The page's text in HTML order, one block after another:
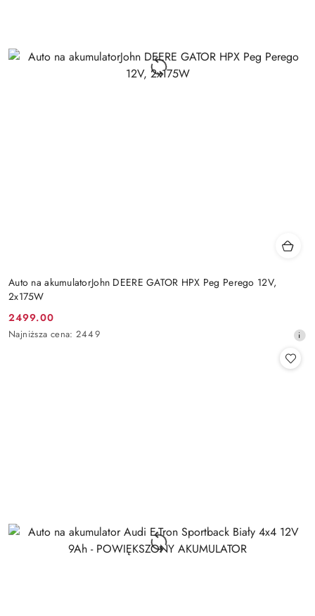
Auto na akumulatorJohn DEERE GATOR HPX Peg Perego 12V,
2x175W
Cena
promocyjna:
2499.00
Najniższa
Najniższa cena: 2449